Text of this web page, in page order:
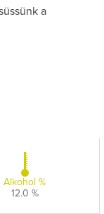
a
Alkohol %
12.0 %